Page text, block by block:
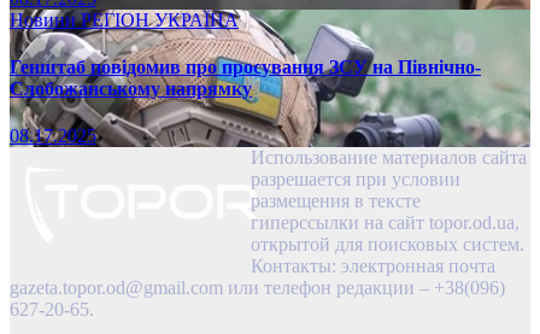
НовиниРЕГІОНУКРАЇНА
Генштаб повідомив про просування ЗСУ на Північно-
Слобожанському напрямку
08.17.2025
Использование материалов сайта
разрешается при условии
размещения в тексте
гиперссылки на сайт topor.od.ua,
открытой для поисковых систем.
Контакты: электронная почта
gazeta.topor.od@gmail.com или телефон редакции – +38(096)
627-20-65.